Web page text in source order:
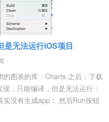
是无法运行iOS项目
图表的库：Charts 之后，下载
，只能编译，但是无法运行：
没有生成app： 然后Run按钮